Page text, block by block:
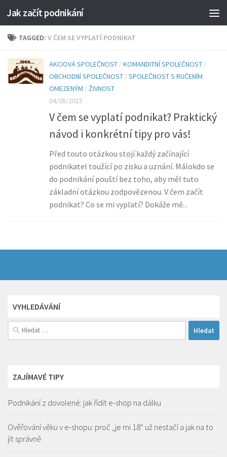
Jak začít podnikání
TAGGED: V ČEM SE VYPLATÍ PODNIKAT
AKCIOVÁ SPOLEČNOST /KOMANDITNÍ SPOLEČNOST /
OBCHODNÍ SPOLEČNOST /SPOLEČNOST S RUČENÍM
OMEZENÝM /ŽIVNOST
04/08/2015
V čem se vyplatí podnikat? Praktický
návod i konkrétní tipy pro vás!
Před touto otázkou stojí každý začínající
podnikatel toužící po zisku a uznání. Málokdo se
do podnikání pouští bez toho, aby měl tuto
základní otázkou zodpovězenou. V čem začít
podnikat? Co se mi vyplatí? Dokáže mě...
VYHLEDÁVÁNÍ
Vyhledávání
ZAJÍMAVÉ TIPY
Podnikání z dovolené: jak řídit e-shop na dálku
Ověřování věku v e-shopu: proč „je mi 18“ už nestačí a jak na to
jít správně